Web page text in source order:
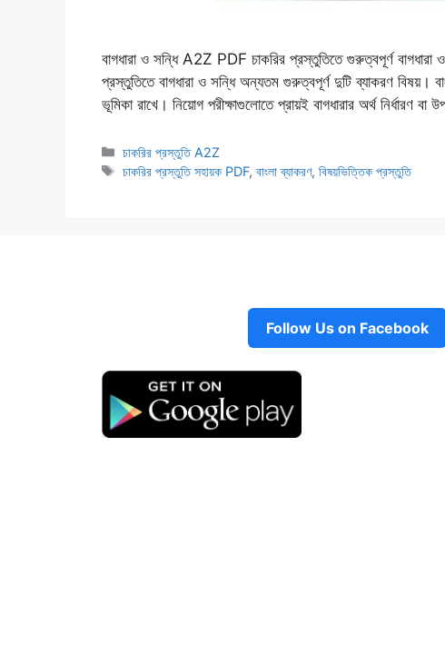
বাগধারা ও সন্ধি A2Z PDF চাকরির প্রস্তুতিতে গুরুত্বপূর্ণ
প্রস্তুতিতে বাগধারা ও সন্ধি অন্যতম গুরুত্বপূর্ণ দুটি ব্যাকরণ বিষয়।
ভূমিকা রাখে। নিয়োগ পরীক্ষাগুলোতে প্রায়ই বাগধারার অর্থ নির্ধারণ
Categories
চাকরির প্রস্তুতি A2Z
Tags
চাকরির প্রস্তুতি সহায়ক PDF,বাংলা ব্যাকরণ,বিষয়ভিত্তিক প্রস্তুতি
Follow Us on Facebook